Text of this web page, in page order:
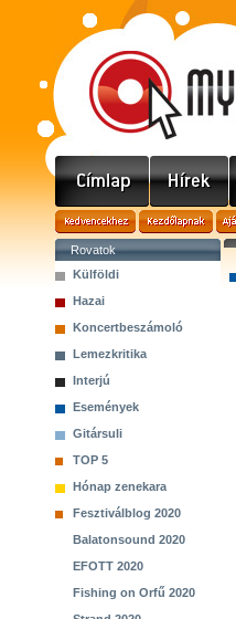
Rovatok
Külföldi
Hazai
Koncertbeszámoló
Lemezkritika
Interjú
Események
Gitársuli
TOP 5
Hónap zenekara
Fesztiválblog 2020
Balatonsound 2020
EFOTT 2020
Fishing on Orfű 2020